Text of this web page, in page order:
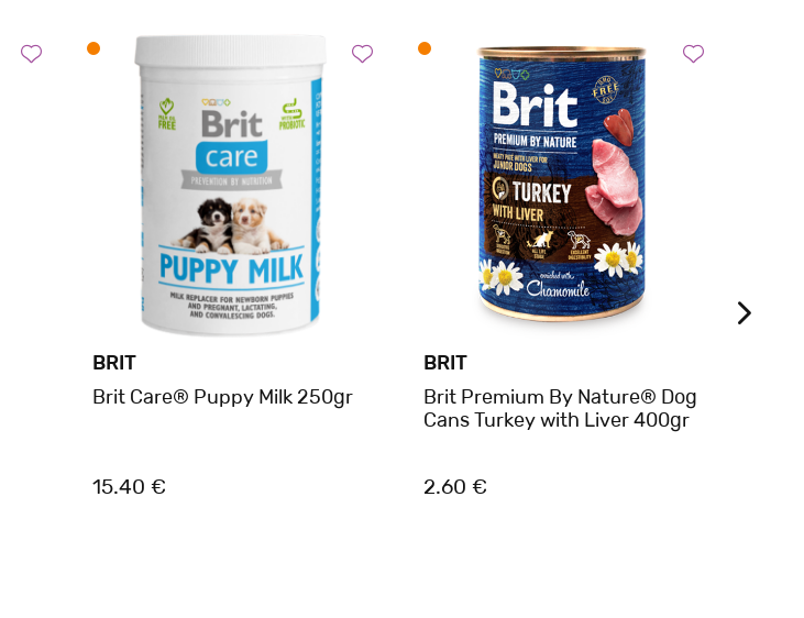
BRIT
Brit Care® Puppy Milk 250gr
15.40 €
BRIT
Brit Premium By Nature® Dog
Cans Turkey with Liver 400gr
2.60 €